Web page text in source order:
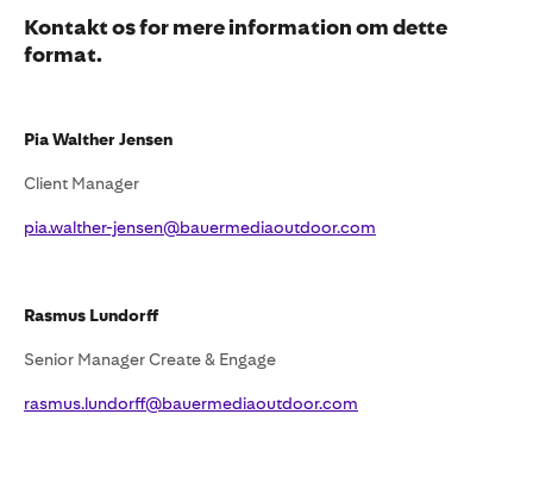
Kontakt os for mere information om dette
format.
Pia Walther Jensen
Client Manager
pia.walther-jensen@bauermediaoutdoor.com
Rasmus Lundorff
Senior Manager Create & Engage
rasmus.lundorff@bauermediaoutdoor.com